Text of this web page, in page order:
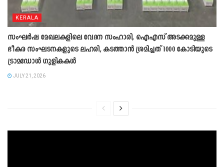
KERALA
സംഘ‍ർഷ മേഖലകളിലെ വേദന സംഹാരി, ഐഎസ് അടക്കമുള്ള
ഭീകര സംഘടനകളുടെ ലഹരി, കടത്താൻ ശ്രമിച്ചത് 1000 കോടിയുടെ
ട്രാമഡോൾ ഗുളികകൾ
JULY 21, 2026